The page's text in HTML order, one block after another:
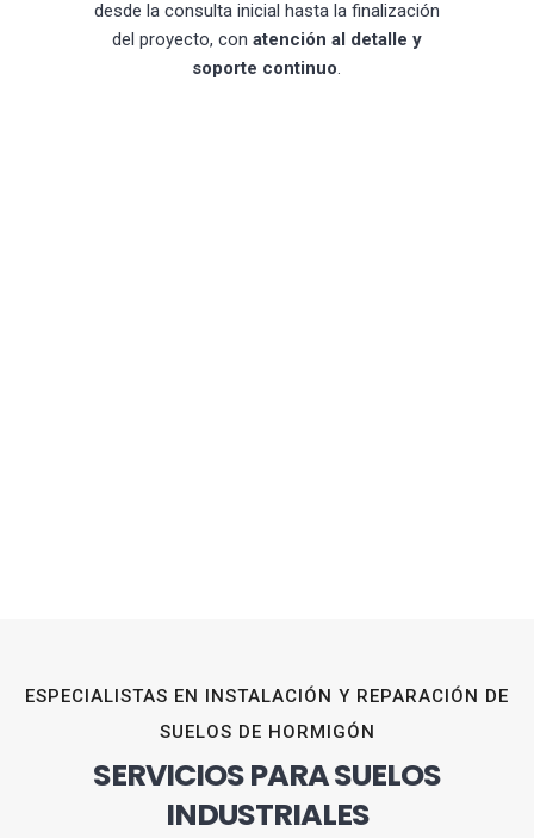
desde la consulta inicial hasta la finalización
del proyecto, con atención al detalle y
soporte continuo.
ESPECIALISTAS EN INSTALACIÓN Y REPARACIÓN DE
SUELOS DE HORMIGÓN
SERVICIOS PARA SUELOS
INDUSTRIALES